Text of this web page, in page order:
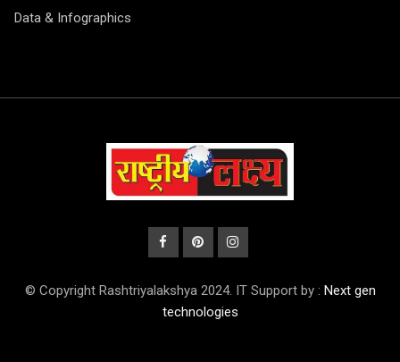
Data & Infographics
© Copyright Rashtriyalakshya 2024. IT Support by : Next gen
technologies